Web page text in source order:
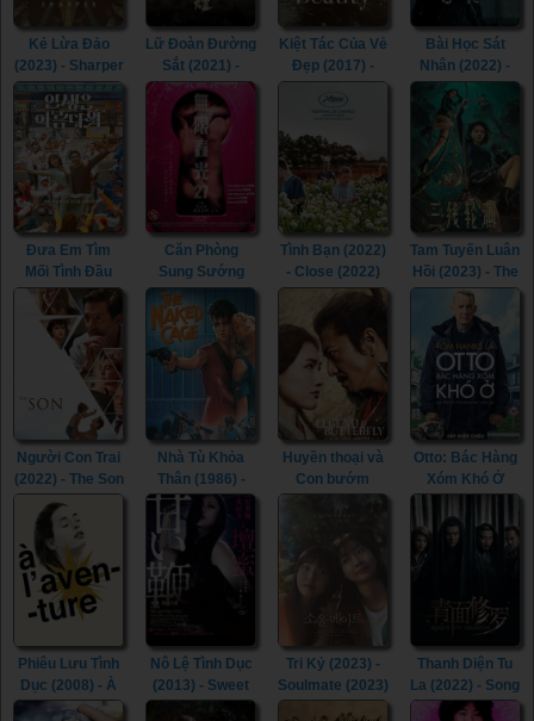
Kẻ Lừa Đảo
(2023) - Sharper
Lữ Đoàn Đường
Sắt (2021) -
Railway Heroes
(2021)
Kiệt Tác Của Vẻ
Đẹp (2017) -
Picture of
Bài Học Sát
Nhân (2022) -
Lesson in
Murder (2022)
Đưa Em Tìm
Mối Tình Đầu
(2022) - Life Is
Beautiful (2022)
Căn Phòng
Sung Sướng
(2015) - In the
Room (2015)
Tình Bạn (2022)
- Close (2022)
Tam Tuyến Luân
Hồi (2023) - The
River (2023)
Người Con Trai
(2022) - The Son
(2022)
Nhà Tù Khỏa
Thân (1986) -
The Naked
Cage (1986)
Huyền thoại và
Con bướm
Butterfly (2023)
Otto: Bác Hàng
Xóm Khó Ở
Called Otto
(2022)
Phiêu Lưu Tình
Dục (2008) - À
l’aventure
Nô Lệ Tình Dục
(2013) - Sweet
Tri Kỷ (2023) -
Soulmate (2023)
Thanh Diện Tu
La (2022) - Song
of the